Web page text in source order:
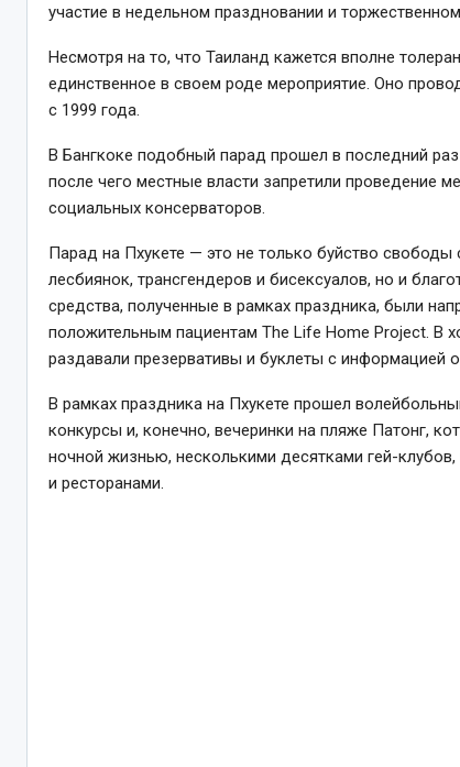
участие в недельном праздновании и
Несмотря на то, что Таиланд кажется вполне
единственное в своем роде мероприятие. Оно
с 1999 года.
В Бангкоке подобный парад прошел в последний
после чего местные власти запретили проведение
социальных консерваторов.
Парад на Пхукете — это не только буйство свободы
лесбиянок, трансгендеров и бисексуалов, но и
средства, полученные в рамках праздника, были
положительным пациентам The Life Home Project. В
раздавали презервативы и буклеты с информацией
В рамках праздника на Пхукете прошел
конкурсы и, конечно, вечеринки на пляже Патонг,
ночной жизнью, несколькими десятками гей-
и ресторанами.